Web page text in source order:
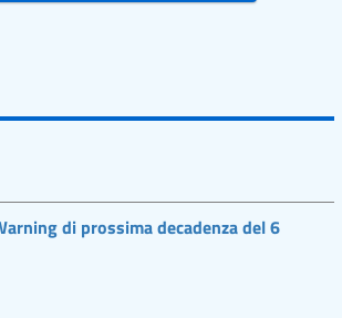
di prossima decadenza del 6